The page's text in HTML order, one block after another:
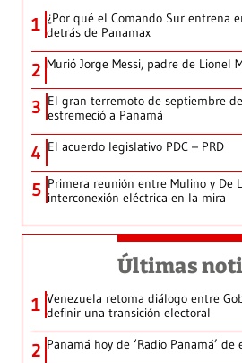
1 ¿Por qué el Comando Sur entrena
detrás de Panamax
2 Murió Jorge Messi, padre de Lionel
3 El gran terremoto de septiembre
estremeció a Panamá
4 El acuerdo legislativo PDC – PRD
5 Primera reunión entre Mulino y De
interconexión eléctrica en la mira
Últimas
1 Venezuela retoma diálogo entre
definir una transición electoral
2 Panamá hoy de ‘Radio Panamá’